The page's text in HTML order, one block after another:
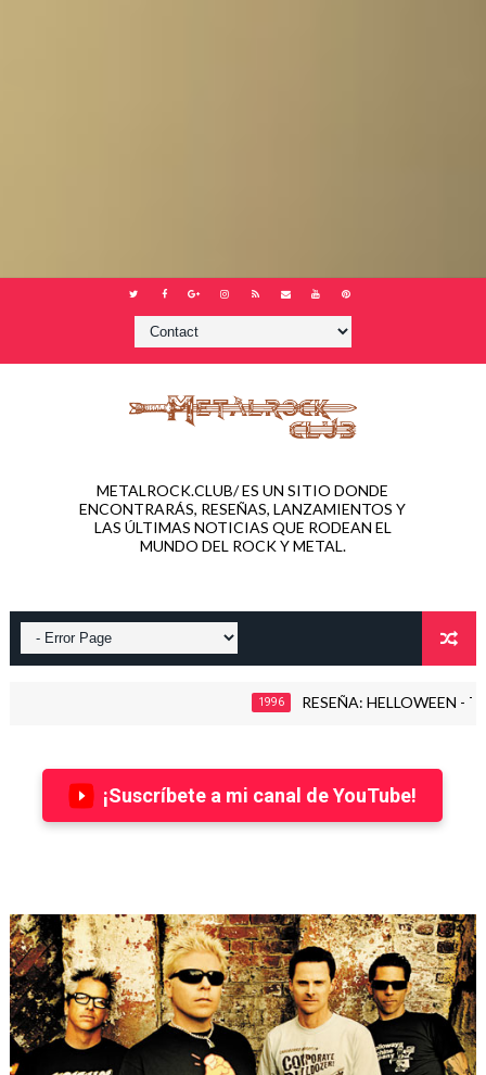
METALROCK.CLUB/ ES UN SITIO DONDE
ENCONTRARÁS, RESEÑAS, LANZAMIENTOS Y
LAS ÚLTIMAS NOTICIAS QUE RODEAN EL
MUNDO DEL ROCK Y METAL.
RESEÑA: HELLOWEEN - THE
¡Suscríbete a mi canal de YouTube!